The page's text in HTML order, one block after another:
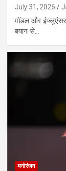
July 31, 2026
मॉडल और इंफ्लुएंसर
बयान से…
मनोरंजन